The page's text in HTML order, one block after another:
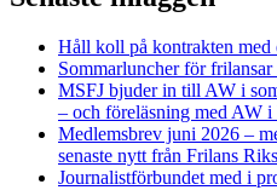
Håll koll på kontrakten med
Sommarluncher för
MSFJ bjuder in till AW i
– och föreläsning med AW i
Medlemsbrev juni 2026 –
senaste nytt från Frilans Riks
Journalistförbundet med i